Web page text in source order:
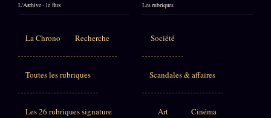
L'Archive · le flux
La Chrono Recherche
Toutes les rubriques
Les 26 rubriques signature
Les rubriques
Société
Scandales & affaires
Art Cinéma